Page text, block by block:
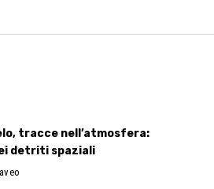
tracce nell’atmosfera:
detriti spaziali